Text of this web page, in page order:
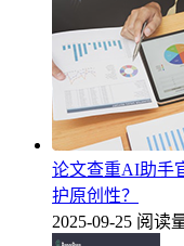
论文查重AI助手
护原创性？
2025-09-25 阅读